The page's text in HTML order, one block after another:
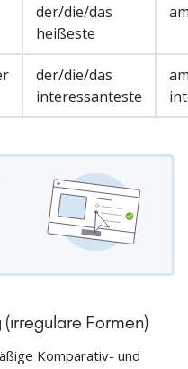
der/die/das
heißeste
der/die/das
interessanteste
Formen)
Komparativ- und